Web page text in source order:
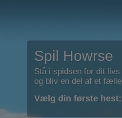
Spil Howrse
Stå i spidsen for dit livs
og bliv en del af et
Vælg din første hest: